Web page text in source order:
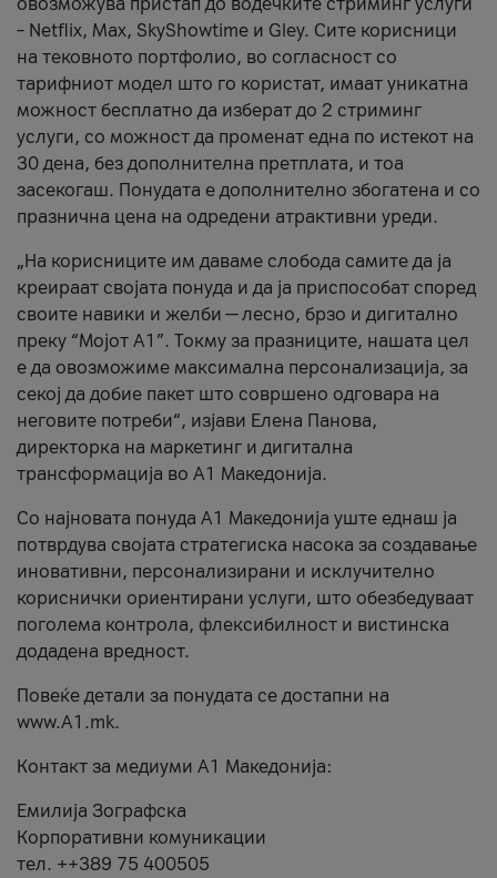
– Netflix, Max, SkyShowtime и Gley. Сите корисници
на тековното портфолио, во согласност со
тарифниот модел што го користат, имаат уникатна
можност бесплатно да изберат до 2 стриминг
услуги, со можност да променат една по истекот на
30 дена, без дополнителна претплата, и тоа
засекогаш. Понудата е дополнително збогатена и со
празнична цена на одредени атрактивни уреди.
„На корисниците им даваме слобода самите да ја
креираат својата понуда и да ја приспособат според
своите навики и желби — лесно, брзо и дигитално
преку “Мојот А1”. Токму за празниците, нашата цел
е да овозможиме максимална персонализација, за
секој да добие пакет што совршено одговара на
неговите потреби“, изјави Елена Панова,
директорка на маркетинг и дигитална
трансформација во А1 Македонија.
Со најновата понуда А1 Македонија уште еднаш ја
потврдува својата стратегиска насока за создавање
иновативни, персонализирани и исклучително
кориснички ориентирани услуги, што обезбедуваат
поголема контрола, флексибилност и вистинска
додадена вредност.
Повеќе детали за понудата се достапни на
www.А1.mk.
Контакт за медиуми А1 Македонија:
Емилија Зографска
Корпоративни комуникации
тел. ++389 75 400505